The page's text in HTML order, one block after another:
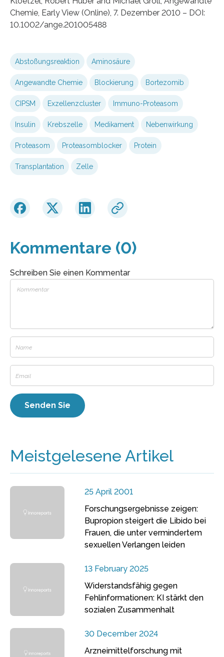
Chemie, Early View (Online), 7. Dezember 2010 – DOI:
10.1002/ange.201005488
Abstoßungsreaktion Aminosäure
Angewandte Chemie Blockierung Bortezomib
CIPSM Exzellenzcluster Immuno-Proteasom
Insulin Krebszelle Medikament Nebenwirkung
Proteasom Proteasomblocker Protein
Transplantation Zelle
Kommentare (0)
Schreiben Sie einen Kommentar
Meistgelesene Artikel
25 April 2001
Forschungsergebnisse zeigen:
Bupropion steigert die Libido bei
Frauen, die unter vermindertem
sexuellen Verlangen leiden
13 February 2025
Widerstandsfähig gegen
Fehlinformationen: KI stärkt den
sozialen Zusammenhalt
30 December 2024
Arzneimittelforschung mit